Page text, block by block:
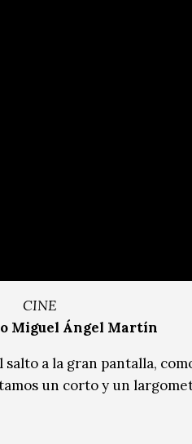
CINE
Miguel Ángel Martín
a la gran pantalla,
un corto y un